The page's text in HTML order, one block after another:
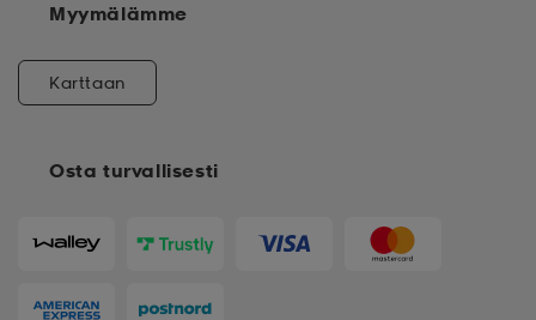
Osta turvallisesti
Myymälämme
Karttaan